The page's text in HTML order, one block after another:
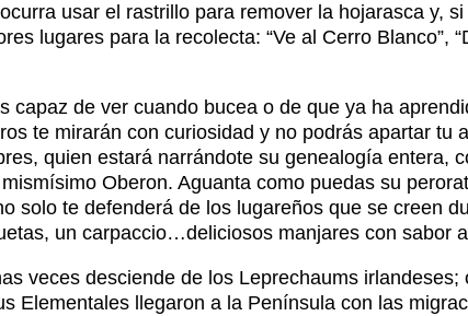
usar el rastrillo para remover la hojarasca y,
lugares para la recolecta: “Ve al Cerro Blanco”,
capaz de ver cuando bucea o de que ya ha
te mirarán con curiosidad y no podrás apartar tu
quien estará narrándote su genealogía entera,
Oberon. Aguanta como puedas su
solo te defenderá de los lugareños que se creen
un carpaccio…deliciosos manjares con sabor
veces desciende de los Leprechaums
Elementales llegaron a la Península con las